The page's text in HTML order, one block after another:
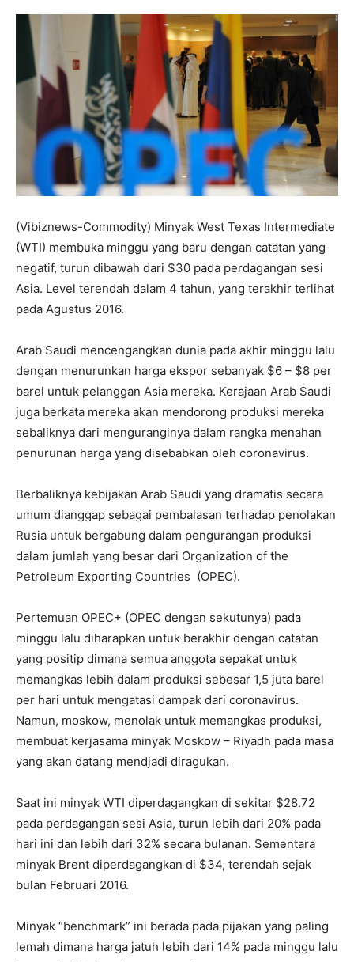
(Vibiznews-Commodity) Minyak West Texas Intermediate
(WTI) membuka minggu yang baru dengan catatan yang
negatif, turun dibawah dari $30 pada perdagangan sesi
Asia. Level terendah dalam 4 tahun, yang terakhir terlihat
pada Agustus 2016.
Arab Saudi mencengangkan dunia pada akhir minggu lalu
dengan menurunkan harga ekspor sebanyak $6 – $8 per
barel untuk pelanggan Asia mereka. Kerajaan Arab Saudi
juga berkata mereka akan mendorong produksi mereka
sebaliknya dari menguranginya dalam rangka menahan
penurunan harga yang disebabkan oleh coronavirus.
Berbaliknya kebijakan Arab Saudi yang dramatis secara
umum dianggap sebagai pembalasan terhadap penolakan
Rusia untuk bergabung dalam pengurangan produksi
dalam jumlah yang besar dari Organization of the
Petroleum Exporting Countries (OPEC).
Pertemuan OPEC+ (OPEC dengan sekutunya) pada
minggu lalu diharapkan untuk berakhir dengan catatan
yang positip dimana semua anggota sepakat untuk
memangkas lebih dalam produksi sebesar 1,5 juta barel
per hari untuk mengatasi dampak dari coronavirus.
Namun, moskow, menolak untuk memangkas produksi,
membuat kerjasama minyak Moskow – Riyadh pada masa
yang akan datang mendjadi diragukan.
Saat ini minyak WTI diperdagangkan di sekitar $28.72
pada perdagangan sesi Asia, turun lebih dari 20% pada
hari ini dan lebih dari 32% secara bulanan. Sementara
minyak Brent diperdagangkan di $34, terendah sejak
bulan Februari 2016.
Minyak “benchmark” ini berada pada pijakan yang paling
lemah dimana harga jatuh lebih dari 14% pada minggu lalu